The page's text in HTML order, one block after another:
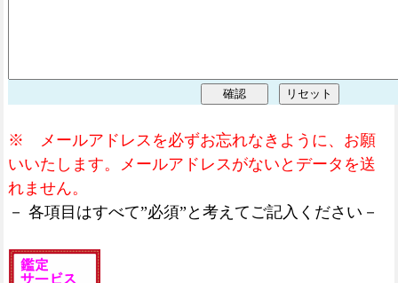
※ メールアドレスを必ずお忘れなきように、お願
いいたします。メールアドレスがないとデータを送
れません。
－ 各項目はすべて”必須”と考えてご記入ください－